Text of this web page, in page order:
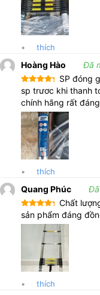
• thích
Hoàng Hào Đã
Được xếp
hạng 55
sao
SP đóng
sp trươc khi thanh
chính hãng rất
• thích
Quang Phúc
Được xếp
hạng55
sao
Chất
sản phẩm đáng
• thích